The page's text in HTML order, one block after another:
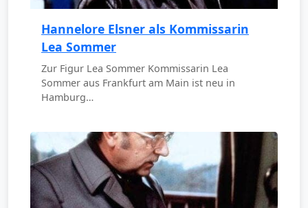
Hannelore Elsner als Kommissarin
Lea Sommer
Zur Figur Lea Sommer Kommissarin Lea
Sommer aus Frankfurt am Main ist neu in
Hamburg…